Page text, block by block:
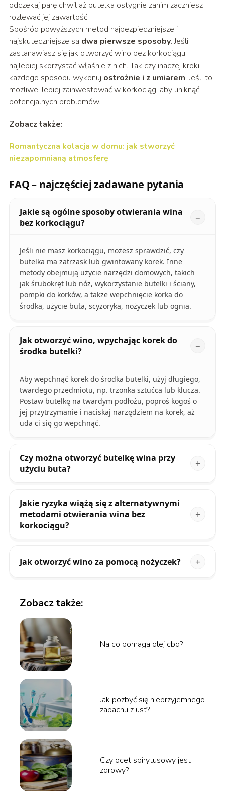
odczekaj parę chwil aż butelka ostygnie zanim zaczniesz
rozlewać jej zawartość.
Spośród powyższych metod najbezpieczniejsze i
najskuteczniejsze są dwa pierwsze sposoby. Jeśli
zastanawiasz się jak otworzyć wino bez korkociągu,
najlepiej skorzystać właśnie z nich. Tak czy inaczej kroki
każdego sposobu wykonujostrożnie i z umiarem. Jeśli to
możliwe, lepiej zainwestować w korkociąg, aby uniknąć
potencjalnych problemów.
Zobacz także:
Romantyczna kolacja w domu: jak stworzyć
niezapomnianą atmosferę
FAQ – najczęściej zadawane pytania
Jakie są ogólne sposoby otwierania wina
bez korkociągu?
Jeśli nie masz korkociągu, możesz sprawdzić, czy
butelka ma zatrzask lub gwintowany korek. Inne
metody obejmują użycie narzędzi domowych, takich
jak śrubokręt lub nóż, wykorzystanie butelki i ściany,
pompki do korków, a także wepchnięcie korka do
środka, użycie buta, scyzoryka, nożyczek lub ognia.
Jak otworzyć wino, wpychając korek do
środka butelki?
Aby wepchnąć korek do środka butelki, użyj długiego,
twardego przedmiotu, np. trzonka sztućca lub klucza.
Postaw butelkę na twardym podłożu, poproś kogoś o
jej przytrzymanie i naciskaj narzędziem na korek, aż
uda ci się go wepchnąć.
Czy można otworzyć butelkę wina przy
użyciu buta?
Jakie ryzyka wiążą się z alternatywnymi
metodami otwierania wina bez
korkociągu?
Jak otworzyć wino za pomocą nożyczek?
Zobacz także:
Na co pomaga olej cbd?
Jak pozbyć się nieprzyjemnego
zapachu z ust?
Czy ocet spirytusowy jest
zdrowy?